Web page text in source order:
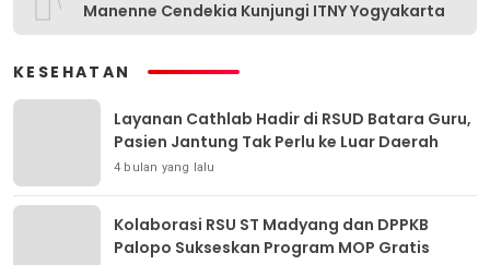
Manenne Cendekia Kunjungi ITNY Yogyakarta
KESEHATAN
Layanan Cathlab Hadir di RSUD Batara Guru,
Pasien Jantung Tak Perlu ke Luar Daerah
4 bulan yang lalu
Kolaborasi RSU ST Madyang dan DPPKB
Palopo Sukseskan Program MOP Gratis